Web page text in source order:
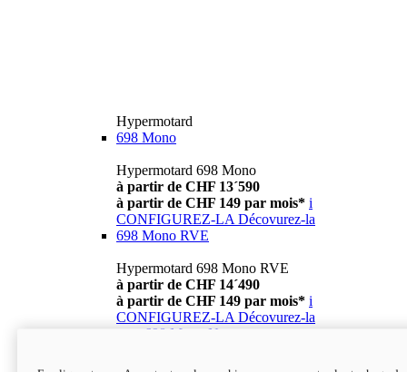
Hypermotard
698 Mono
Hypermotard 698 Mono
à partir de CHF 13´590
à partir de CHF 149 par mois* i
CONFIGUREZ-LA Décovurez-la
698 Mono RVE
Hypermotard 698 Mono RVE
à partir de CHF 14´490
à partir de CHF 149 par mois* i
CONFIGUREZ-LA Décovurez-la
698 Mono Nera
Hypermotard 698 Mono Nera